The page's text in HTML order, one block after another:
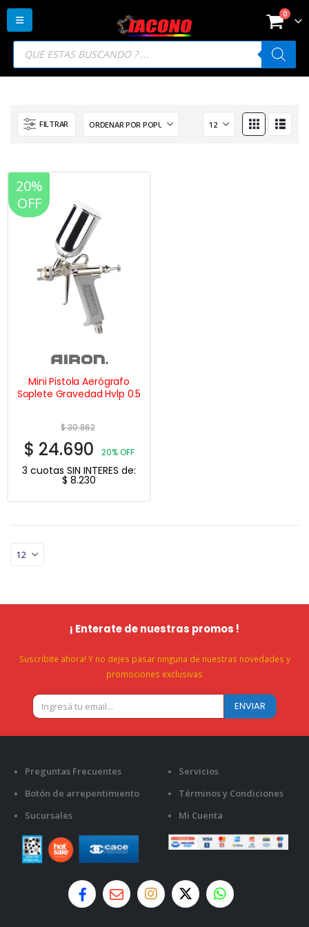
Búsqueda
productos
0
FILTRAR
20%
OFF
Mini Pistola Aerógrafo
Soplete Gravedad Hvlp 0.5
$30.862
$ 24.690 20% OFF
3 cuotas SIN INTERES de:
$ 8.230
¡ Enterate de nuestras promos !
Suscribite ahora! Y no dejes pasar ninguna de nuestras novedades y
promociones exclusivas
Preguntas Frecuentes
Botón de arrepentimiento
Sucursales
Servicios
Términos y Condiciones
Mi Cuenta